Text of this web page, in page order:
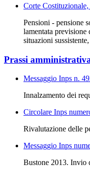
Corte
Pensioni - pensione
lamentata
situazioni
Prassi
Messaggio Inps n.
Innalzamento dei
Circolare Inps
Rivalutazione delle
Messaggio Inps
Bustone 2013. Invio